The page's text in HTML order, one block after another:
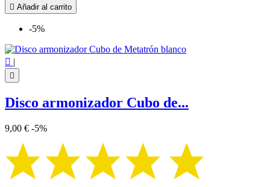
 Añadir al carrito
-5%
 |

Disco armonizador Cubo de...
9,00 € -5%